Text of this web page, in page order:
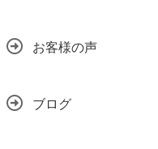
お客様の声
ブログ